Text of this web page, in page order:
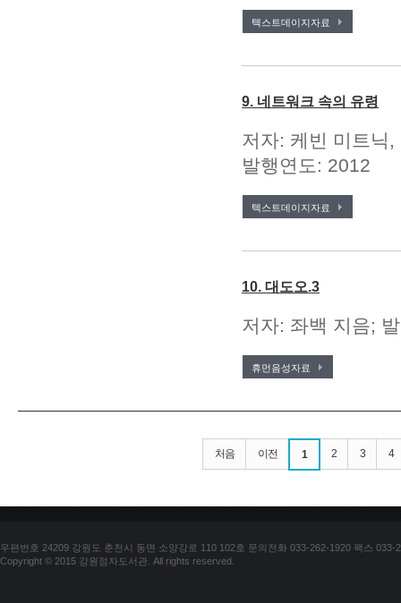
텍스트데이지자료
9. 네트워크 속의 유령
저자: 케빈 미트닉
발행연도: 2012
텍스트데이지자료
10. 대도오.3
저자: 좌백 지음;
휴먼음성자료
처음 이전 1 2 3 4
우편번호 24209 강원도 춘천시 동면 소양강로 110 102호 문의전화 033-262-1920 팩스 033-
Copyright © 2015 강원점자도서관. All rights reserved.